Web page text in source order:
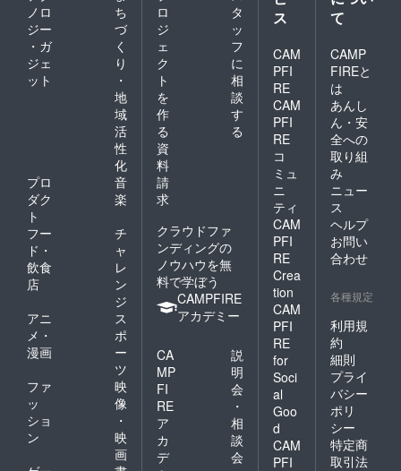
ノロ
ジー
・ガ
ジェ
ット
ち
づ
く
り
・
地
域
活
性
化
プロ
ダク
ト
音
楽
フー
ド・
飲食
店
チ
ャ
レ
ン
ジ
アニ
メ・
漫画
ス
ポ
ー
ツ
ファ
ッ
ショ
ン
映
像
・
映
画
ロ
ジ
ェ
ク
ト
を
作
る
タ
ッ
フ
に
相
談
す
る
資
料
請
求
クラウドファ
ンディングの
ノウハウを無
料で学ぼう
CAMPFIRE
アカデミー
CA
MP
FI
RE
ア
カ
デ
説
明
会
・
相
談
会
ス
CAM
PFI
RE
CAM
PFI
RE
コ
ミュ
ニ
ティ
CAM
PFI
RE
Crea
tion
CAM
PFI
RE
for
Soci
al
Goo
d
CAM
PFI
て
CAMP
FIREと
は
あんし
ん・安
全への
取り組
み
ニュー
ス
ヘルプ
お問い
合わせ
各種規定
利用規
約
細則
プライ
バシー
ポリ
シー
特定商
取引法